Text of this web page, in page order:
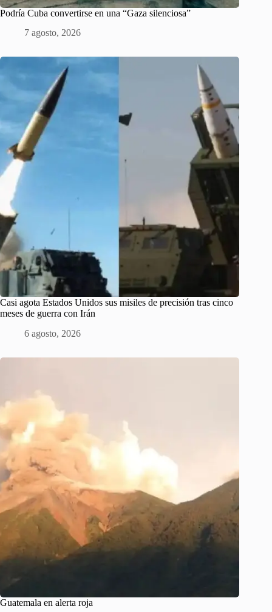
Podría Cuba convertirse en una “Gaza silenciosa”
7 agosto, 2026
Casi agota Estados Unidos sus misiles de precisión tras cinco
meses de guerra con Irán
6 agosto, 2026
Guatemala en alerta roja